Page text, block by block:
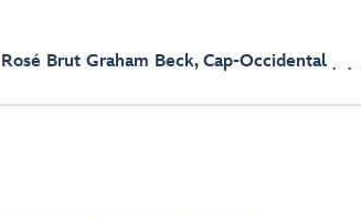
Rosé Brut Graham Beck, Cap-Occidental